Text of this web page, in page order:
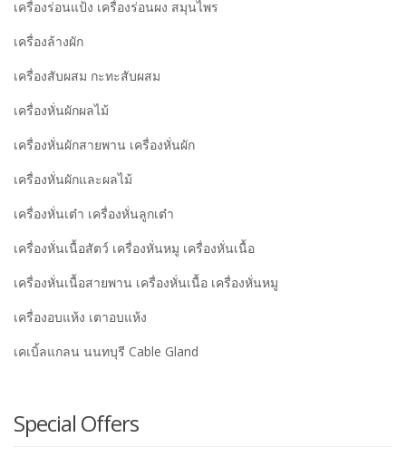
เครื่องร่อนแป้ง เครื่องร่อนผง สมุนไพร
เครื่องล้างผัก
เครื่องสับผสม กะทะสับผสม
เครื่องหั่นผักผลไม้
เครื่องหั่นผักสายพาน เครื่องหั่นผัก
เครื่องหั่นผักและผลไม้
เครื่องหั่นเต๋า เครื่องหั่นลูกเต๋า
เครื่องหั่นเนื้อสัตว์ เครื่องหั่นหมู เครื่องหั่นเนื้อ
เครื่องหั่นเนื้อสายพาน เครื่องหั่นเนื้อ เครื่องหั่นหมู
เครื่องอบแห้ง เตาอบแห้ง
เคเบิ้ลแกลน นนทบุรี Cable Gland
Special Offers